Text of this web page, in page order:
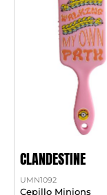
CLANDESTINE
UMN1092
Cepillo Minions